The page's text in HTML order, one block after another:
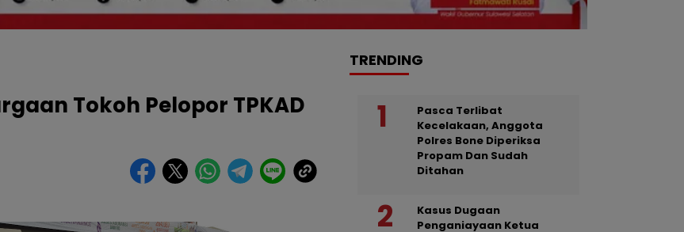
Tokoh Pelopor TPKAD
TRENDING
Pasca Terlibat
Kecelakaan, Anggota
Polres Bone Diperiksa
Propam Dan Sudah
Ditahan
Kasus Dugaan
Penganiayaan Ketua